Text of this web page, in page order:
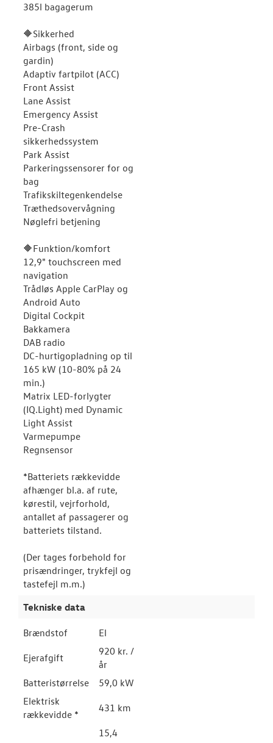
385l bagagerum
🔶Sikkerhed
Airbags (front, side og
gardin)
Adaptiv fartpilot (ACC)
Front Assist
Lane Assist
Emergency Assist
Pre-Crash
sikkerhedssystem
Park Assist
Parkeringssensorer for og
bag
Trafikskiltegenkendelse
Træthedsovervågning
Nøglefri betjening
🔶Funktion/komfort
12,9" touchscreen med
navigation
Trådløs Apple CarPlay og
Android Auto
Digital Cockpit
Bakkamera
DAB radio
DC-hurtigopladning op til
165 kW (10-80% på 24
min.)
Matrix LED-forlygter
(IQ.Light) med Dynamic
Light Assist
Varmepumpe
Regnsensor
*Batteriets rækkevidde
afhænger bl.a. af rute,
kørestil, vejrforhold,
antallet af passagerer og
batteriets tilstand.
(Der tages forbehold for
prisændringer, trykfejl og
tastefejl m.m.)
Tekniske data
Brændstof El
Ejerafgift
920 kr. /
år
Batteristørrelse
59,0 kW
Elektrisk
rækkevidde *
431 km
15,4